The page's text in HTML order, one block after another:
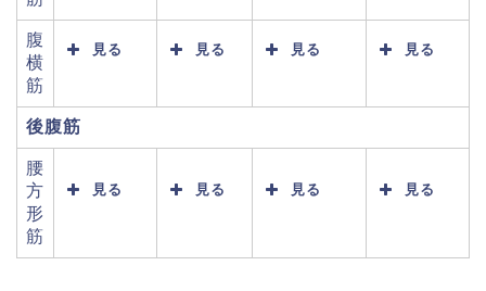
腹
横
筋
見る 見る 見る 見る
後腹筋
腰
方
形
筋
見る 見る 見る 見る